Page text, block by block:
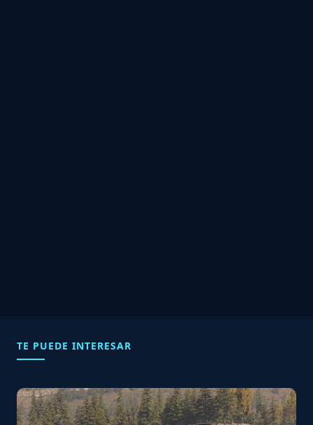
TE PUEDE INTERESAR